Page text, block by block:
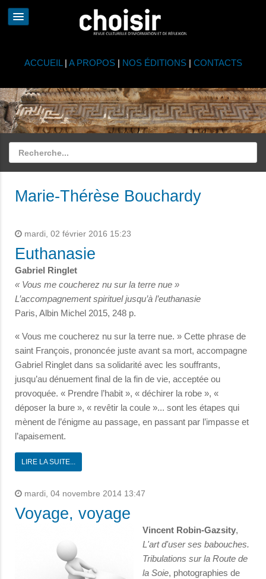
ACCUEIL | A PROPOS| NOS ÉDITIONS| CONTACTS
Marie-Thérèse Bouchardy
mardi, 02 février 2016 15:23
Euthanasie
Gabriel Ringlet
« Vous me coucherez nu sur la terre nue »
L’accompagnement spirituel jusqu’à l’euthanasie
Paris, Albin Michel 2015, 248 p.
« Vous me coucherez nu sur la terre nue. » Cette phrase de
saint François, prononcée juste avant sa mort, accompagne
Gabriel Ringlet dans sa solidarité avec les souffrants,
jusqu’au dénuement final de la fin de vie, acceptée ou
provoquée. « Prendre l’habit », « déchirer la robe », «
déposer la bure », « revêtir la coule »... sont les étapes qui
mènent de l’énigme au passage, en passant par l’impasse et
l’apaisement.
LIRE LA SUITE...
mardi, 04 novembre 2014 13:47
Voyage, voyage
Vincent Robin-Gazsity,
L'art d'user ses babouches.
Tribulations sur la Route de
la Soie, photographies de